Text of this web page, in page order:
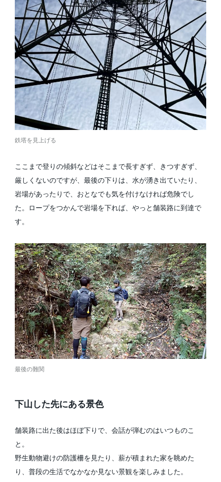
鉄塔を見上げる
ここまで登りの傾斜などはそこまで長すぎず、きつすぎず、
厳しくないのですが、最後の下りは、水が湧き出ていたり、
岩場があったりで、おとなでも気を付けなければ危険でし
た。ロープをつかんで岩場を下れば、やっと舗装路に到達で
す。
最後の難関
下山した先にある景色
舗装路に出た後はほぼ下りで、会話が弾むのはいつものこ
と。
野生動物避けの防護柵を見たり、薪が積まれた家を眺めた
り、普段の生活でなかなか見ない景観を楽しみました。